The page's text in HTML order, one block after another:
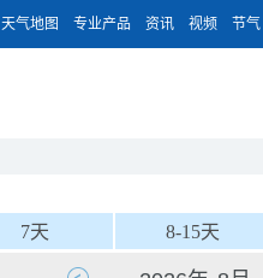
天气地图 专业产品 资讯 视频 节气
7天 8-15天